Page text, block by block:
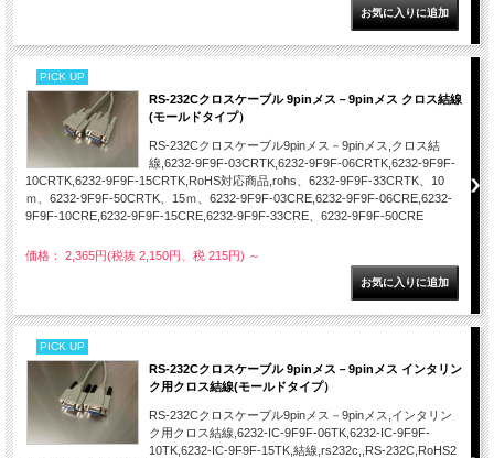
PICK UP
RS-232Cクロスケーブル 9pinメス－9pinメス クロス結線
(モールドタイプ）
RS-232Cクロスケーブル9pinメス－9pinメス,クロス結
線,6232-9F9F-03CRTK,6232-9F9F-06CRTK,6232-9F9F-
10CRTK,6232-9F9F-15CRTK,RoHS対応商品,rohs、6232-9F9F-33CRTK、10
ｍ、6232-9F9F-50CRTK、15ｍ、6232-9F9F-03CRE,6232-9F9F-06CRE,6232-
9F9F-10CRE,6232-9F9F-15CRE,6232-9F9F-33CRE、6232-9F9F-50CRE
価格： 2,365円(税抜 2,150円、税 215円) ～
PICK UP
RS-232Cクロスケーブル 9pinメス－9pinメス インタリン
ク用クロス結線(モールドタイプ）
RS-232Cクロスケーブル9pinメス－9pinメス,インタリン
ク用クロス結線,6232-IC-9F9F-06TK,6232-IC-9F9F-
10TK,6232-IC-9F9F-15TK,結線,rs232c,,RS-232C,RoHS2